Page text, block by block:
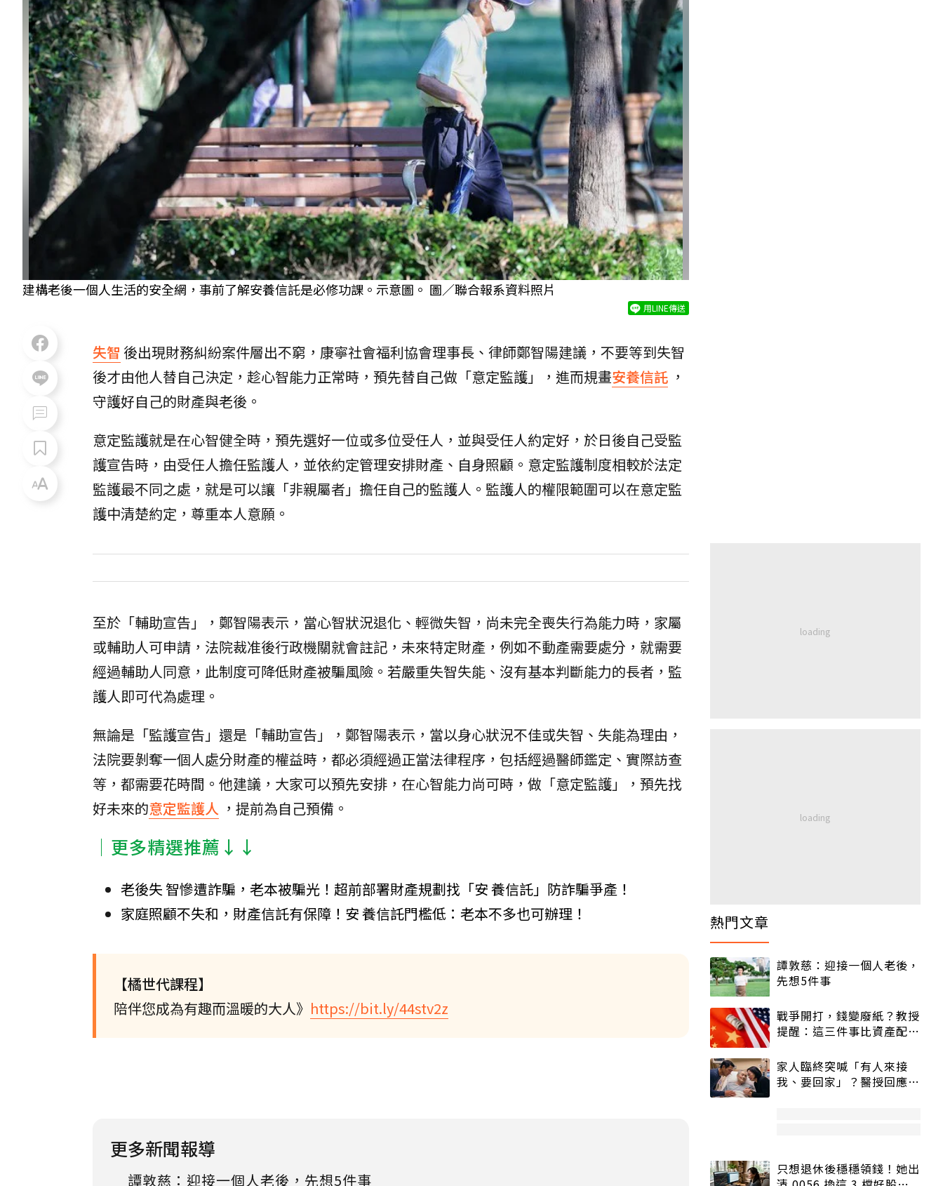
建構老後一個人生活的安全網，事前了解安養信託是必修功課。示意圖。 圖／聯合報系資料照片
用LINE傳送
失智 後出現財務糾紛案件層出不窮，康寧社會福利協會理事長、律師鄭智陽建議，不要等到失智
後才由他人替自己決定，趁心智能力正常時，預先替自己做「意定監護」，進而規畫安養信託 ，
守護好自己的財產與老後。
意定監護就是在心智健全時，預先選好一位或多位受任人，並與受任人約定好，於日後自己受監
護宣告時，由受任人擔任監護人，並依約定管理安排財產、自身照顧。意定監護制度相較於法定
監護最不同之處，就是可以讓「非親屬者」擔任自己的監護人。監護人的權限範圍可以在意定監
護中清楚約定，尊重本人意願。
至於「輔助宣告」，鄭智陽表示，當心智狀況退化、輕微失智，尚未完全喪失行為能力時，家屬
或輔助人可申請，法院裁准後行政機關就會註記，未來特定財產，例如不動產需要處分，就需要
經過輔助人同意，此制度可降低財產被騙風險。若嚴重失智失能、沒有基本判斷能力的長者，監
護人即可代為處理。
無論是「監護宣告」還是「輔助宣告」，鄭智陽表示，當以身心狀況不佳或失智、失能為理由，
法院要剝奪一個人處分財產的權益時，都必須經過正當法律程序，包括經過醫師鑑定、實際訪查
等，都需要花時間。他建議，大家可以預先安排，在心智能力尚可時，做「意定監護」，預先找
好未來的意定監護人 ，提前為自己預備。
│更多精選推薦↓↓
老後失 智慘遭詐騙，老本被騙光！超前部署財產規劃找「安 養信託」防詐騙爭產！
家庭照顧不失和，財產信託有保障！安 養信託門檻低：老本不多也可辦理！
【橘世代課程】
陪伴您成為有趣而溫暖的大人》 https://bit.ly/44stv2z
更多新聞報導
譚敦慈：迎接一個人老後，先想5件事
熱門文章
譚敦慈：迎接一個人老後，
先想5件事
戰爭開打，錢變廢紙？教授
提醒：這三件事比資產配置
家人臨終突喊「有人來接
我、要回家」？醫授回應方
只想退休後穩穩領錢！她出